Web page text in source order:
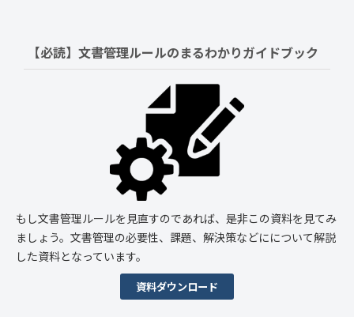
【必読】文書管理ルールのまるわかりガイドブック
もし文書管理ルールを見直すのであれば、是非この資料を見てみ
ましょう。文書管理の必要性、課題、解決策などにについて解説
した資料となっています。
資料ダウンロード